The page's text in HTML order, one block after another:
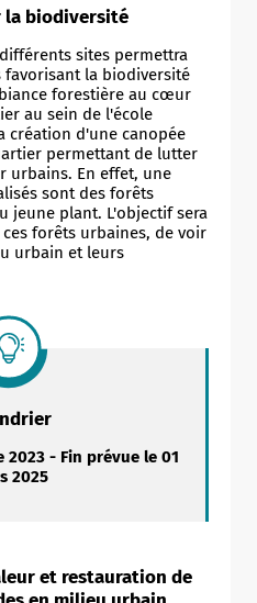
la biodiversité
sites permettra
favorisant la biodiversité
forestière au cœur
au sein de l'école
création d'une canopée
permettant de lutter
urbains. En effet, une
sont des forêts
jeune plant. L'objectif sera
forêts urbaines, de voir
urbain et leurs
2023 - Fin prévue le 01
2025
et restauration de